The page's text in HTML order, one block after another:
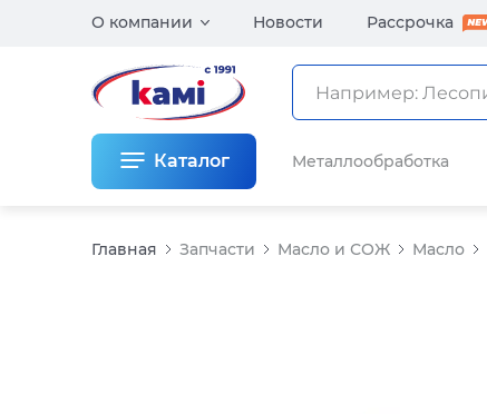
О компании Новости Рассрочка
Каталог Металлообработка
Главная Запчасти Масло и СОЖ Масло